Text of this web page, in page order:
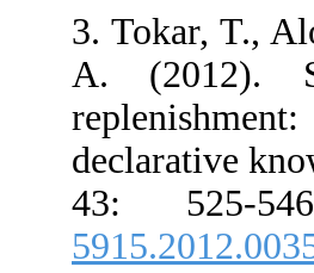
3. Tokar, T.,
A. (2012).
declarative
43: 525-